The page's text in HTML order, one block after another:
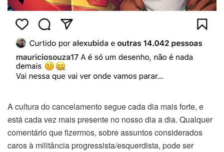
A cultura do cancelamento segue cada dia mais forte, e
está cada vez mais presente no nosso dia a dia. Qualquer
comentário que fizermos, sobre assuntos considerados
caros à militância progressista/esquerdista, pode ser